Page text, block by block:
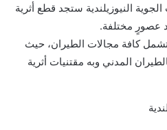
النيوزيلندية ستجد قطع أثرية
عصورٍ مختلفة.
كافة مجالات الطيران، حيث
المدني وبه مقتنيات أثرية